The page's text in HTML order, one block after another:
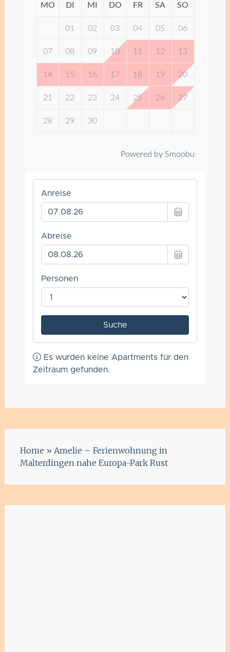
MO DI MI DO FR SA SO
01 02 03 04 05 06
07 08 09 10 11 12 13
14 15 16 17 18 19 20
21 22 23 24 25 26 27
28 29 30
Powered by Smoobu
Home » Amelie – Ferienwohnung in
Malterdingen nahe Europa-Park Rust